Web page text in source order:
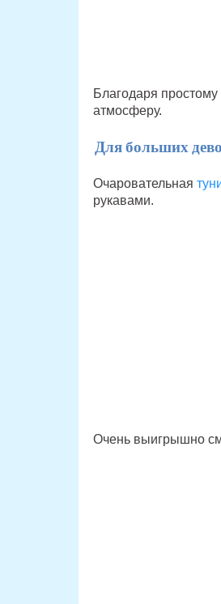
Благодаря
атмосферу.
Для больших
Очаровательная
рукавами.
Очень выигрышно